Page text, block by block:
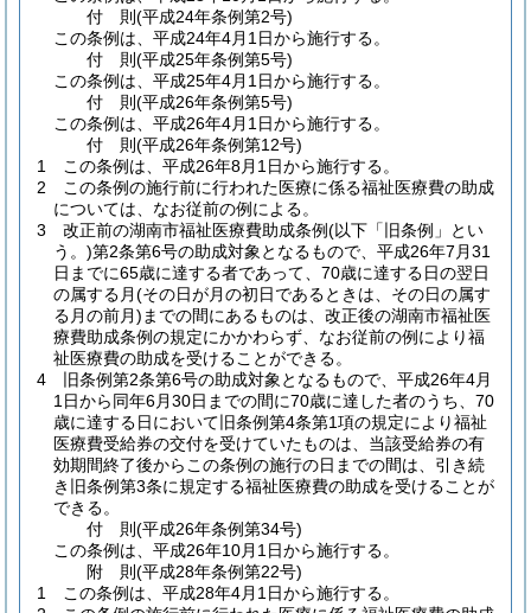
付 則(平成24年条例第2号)
この条例は、平成24年4月1日から施行する。
付 則(平成25年条例第5号)
この条例は、平成25年4月1日から施行する。
付 則(平成26年条例第5号)
この条例は、平成26年4月1日から施行する。
付 則(平成26年条例第12号)
1
この条例は、平成26年8月1日から施行する。
2
この条例の施行前に行われた医療に係る福祉医療費の助成
については、なお従前の例による。
3
改正前の湖南市福祉医療費助成条例(以下「旧条例」とい
う。)第2条第6号の助成対象となるもので、平成26年7月31
日までに65歳に達する者であって、70歳に達する日の翌日
の属する月(その日が月の初日であるときは、その日の属す
る月の前月) までの間にあるものは、改正後の湖南市福祉医
療費助成条例の規定にかかわらず、なお従前の例により福
祉医療費の助成を受けることができる。
4
旧条例第2条第6号の助成対象となるもので、平成26年4月
1日から同年6月30日までの間に70歳に達した者のうち、70
歳に達する日において旧条例第4条第1項の規定により福祉
医療費受給券の交付を受けていたものは、当該受給券の有
効期間終了後からこの条例の施行の日までの間は、引き続
き旧条例第3条に規定する福祉医療費の助成を受けることが
できる。
付 則(平成26年条例第34号)
この条例は、平成26年10月1日から施行する。
附 則(平成28年条例第22号)
1
この条例は、平成28年4月1日から施行する。